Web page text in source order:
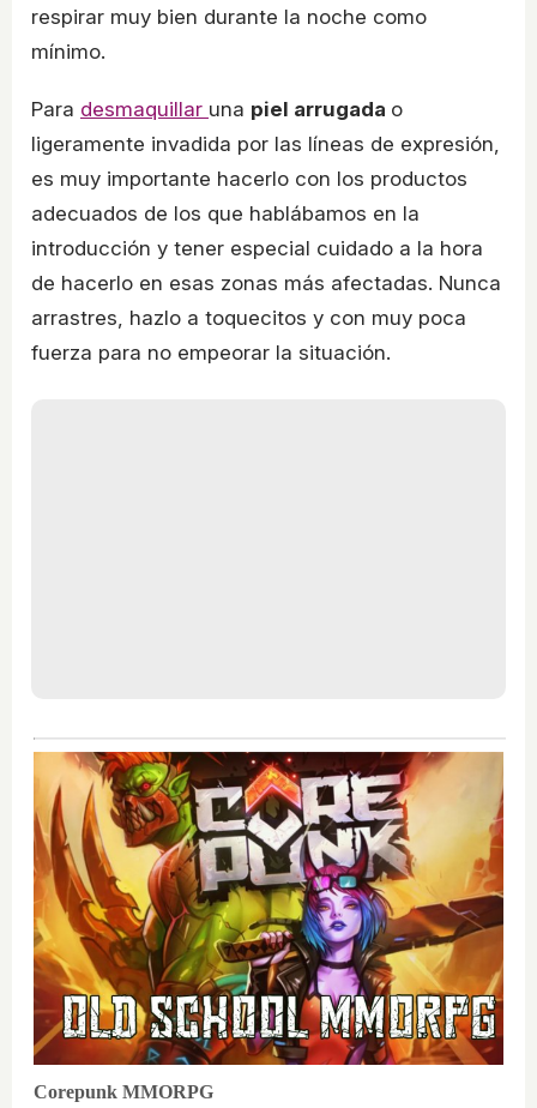
respirar muy bien durante la noche como
mínimo.
Para desmaquillar una piel arrugada o
ligeramente invadida por las líneas de expresión,
es muy importante hacerlo con los productos
adecuados de los que hablábamos en la
introducción y tener especial cuidado a la hora
de hacerlo en esas zonas más afectadas. Nunca
arrastres, hazlo a toquecitos y con muy poca
fuerza para no empeorar la situación.
Corepunk MMORPG